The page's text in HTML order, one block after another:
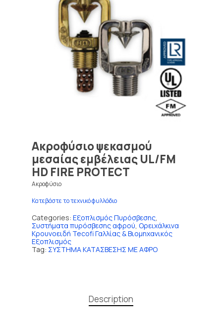
Ακροφύσιο ψεκασμού
μεσαίας εμβέλειας UL/FM
HD FIRE PROTECT
Ακροφύσιο
Κατεβάστε το τεχνικό φυλλάδιο
Categories: Εξοπλισμός Πυρόσβεσης,
Συστήματα πυρόσβεσης αφρού, Ορειχάλκινα
Κρουνοειδή Tecofi Γαλλίας & Βιομηχανικός
Εξοπλισμός
Tag: ΣΥΣΤΗΜΑ ΚΑΤΑΣΒΕΣΗΣ ΜΕ ΑΦΡΟ
Description